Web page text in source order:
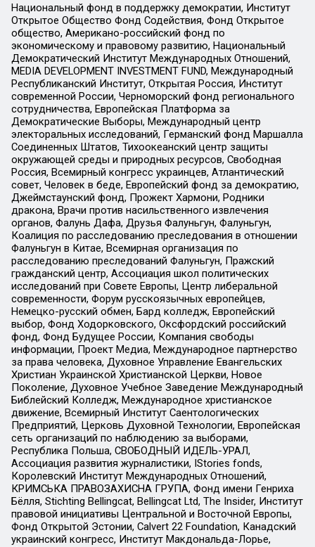
Национальный фонд в поддержку демократии, Институт
Открытое Общество Фонд Содействия, Фонд Открытое
общество, Американо-российский фонд по
экономическому и правовому развитию, Национальный
Демократический Институт Международных Отношений,
MEDIA DEVELOPMENT INVESTMENT FUND, Международный
Республиканский Институт, Открытая Россия, Институт
современной России, Черноморский фонд регионального
сотрудничества, Европейская Платформа за
Демократические Выборы, Международный центр
электоральных исследований, Германский фонд Маршалла
Соединенных Штатов, Тихоокеанский центр защиты
окружающей среды и природных ресурсов, Свободная
Россия, Всемирный конгресс украинцев, Атлантический
совет, Человек в беде, Европейский фонд за демократию,
Джеймстаунский фонд, Прожект Хармони, Родники
дракона, Врачи против насильственного извлечения
органов, Фалунь Дафа, Друзья Фалуньгун, Фалуньгун,
Коалиция по расследованию преследования в отношении
Фалуньгун в Китае, Всемирная организация по
расследованию преследований Фалуньгун, Пражский
гражданский центр, Ассоциация школ политических
исследований при Совете Европы, Центр либеральной
современности, Форум русскоязычных европейцев,
Немецко-русский обмен, Бард колледж, Европейский
выбор, Фонд Ходорковского, Оксфордский российский
фонд, Фонд Будущее России, Компания свободы
информации, Проект Медиа, Международное партнерство
за права человека, Духовное Управление Евангельских
Христиан Украинской Христианской Церкви, Новое
Поколение, Духовное Учебное Заведение Международный
Библейский Колледж, Международное христианское
движение, Всемирный Институт Саентологических
Предприятий, Церковь Духовной Технологии, Европейская
сеть организаций по наблюдению за выборами,
Республика Польша, СВОБОДНЫЙ ИДЕЛЬ-УРАЛ,
Ассоциация развития журналистики, IStories fonds,
Королевский Институт Международных Отношений,
КРИМСЬКА ПРАВОЗАХИСНА ГРУПА, Фонд имени Генриха
Бёлля, Stichting Bellingcat, Bellingcat Ltd, The Insider, Институт
правовой инициативы Центральной и Восточной Европы,
Фонд Открытой Эстонии, Calvert 22 Foundation, Канадский
украинский конгресс, Институт Макдональда-Лорье,